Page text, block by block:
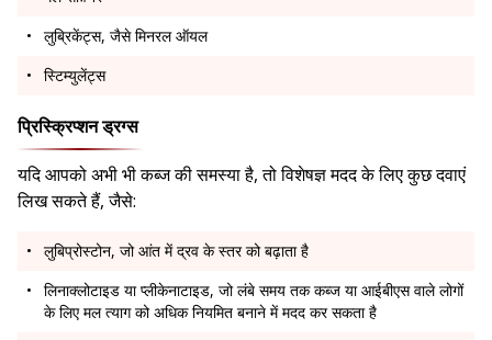
लुब्रिकेंट्स, जैसे मिनरल ऑयल
स्टिम्युलेंट्स
प्रिस्क्रिप्शन ड्रग्स
यदि आपको अभी भी कब्ज की समस्या है, तो विशेषज्ञ मदद के लिए कुछ दवाएं
लिख सकते हैं, जैसे:
लुबिप्रोस्टोन, जो आंत में द्रव के स्तर को बढ़ाता है
लिनाक्लोटाइड या प्लीकेनाटाइड, जो लंबे समय तक कब्ज या आईबीएस वाले लोगों
के लिए मल त्याग को अधिक नियमित बनाने में मदद कर सकता है